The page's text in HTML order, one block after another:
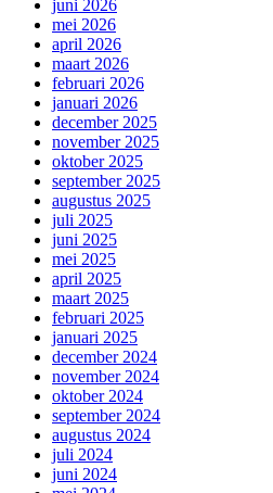
juni 2026
mei 2026
april 2026
maart 2026
februari 2026
januari 2026
december 2025
november 2025
oktober 2025
september 2025
augustus 2025
juli 2025
juni 2025
mei 2025
april 2025
maart 2025
februari 2025
januari 2025
december 2024
november 2024
oktober 2024
september 2024
augustus 2024
juli 2024
juni 2024